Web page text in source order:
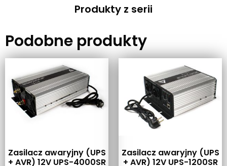
Produkty z serii
Podobne produkty
Zasilacz awaryjny (UPS
+ AVR) 12V UPS-4000SR
Zasilacz awaryjny (UPS
+ AVR) 12V UPS-1200SR